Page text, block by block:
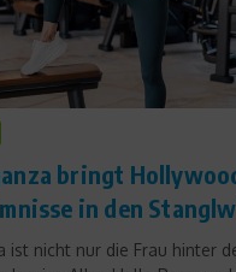
bringt
in den
ist nicht nur die Frau hinter